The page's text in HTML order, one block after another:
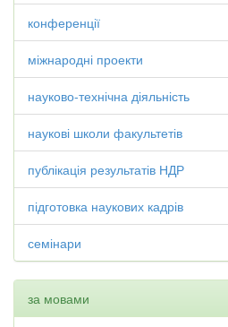
конференції
міжнародні проекти
науково-технічна діяльність
наукові школи факультетів
публікація результатів НДР
підготовка наукових кадрів
семінари
за мовами